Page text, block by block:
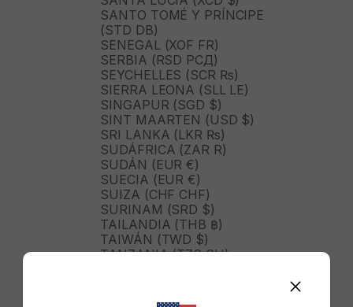
SANTO TOMÉ Y PRÍNCIPE
(STD DB)
SENEGAL (XOF FR)
SERBIA (RSD РСД)
SEYCHELLES (SCR ₨)
SIERRA LEONA (SLL LE)
SINGAPUR (SGD $)
SINT MAARTEN (USD $)
SRI LANKA (LKR ₨)
SUDÁFRICA (ZAR R)
SUDÁN (EUR €)
SUECIA (EUR €)
SUIZA (CHF CHF)
SURINAM (SRD $)
TAILANDIA (THB ฿)
TAIWÁN (TWD $)
TANZANIA (TZS SH)
TONGA (TOP T$)